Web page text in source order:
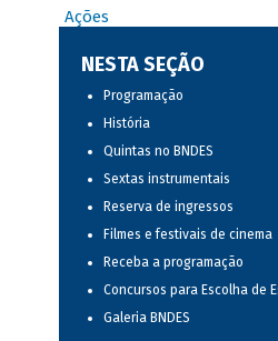
Ações
NESTA SEÇÃO
Programação
História
Quintas no BNDES
Sextas instrumentais
Reserva de ingressos
Filmes e festivais de cinema
Receba a programação
Concursos para Escolha de
Galeria BNDES